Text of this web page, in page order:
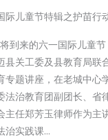
际儿童节特辑之护苗行
到来的六一国际儿童
县关工委及县教育局联
专题讲座，在老城中心
法治教育团副团长、省
主任郑芳玉律师作为主
治实践课…